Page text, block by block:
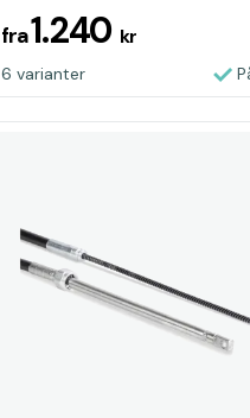
fra1.240 kr
6 varianter